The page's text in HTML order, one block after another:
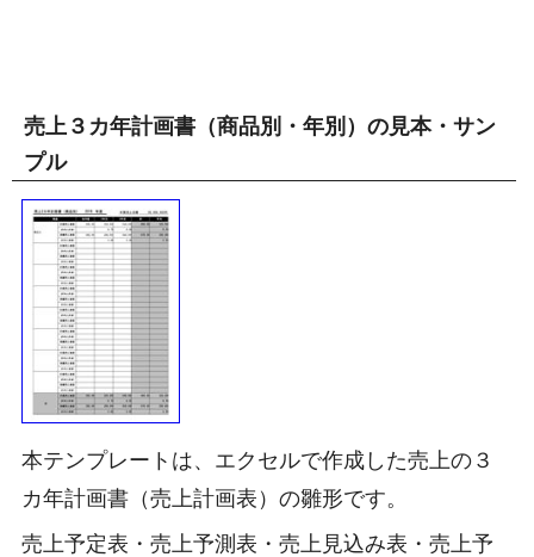
売上３カ年計画書（商品別・年別）の見本・サン
プル
本テンプレートは、エクセルで作成した売上の３
カ年計画書（売上計画表）の雛形です。
売上予定表・売上予測表・売上見込み表・売上予